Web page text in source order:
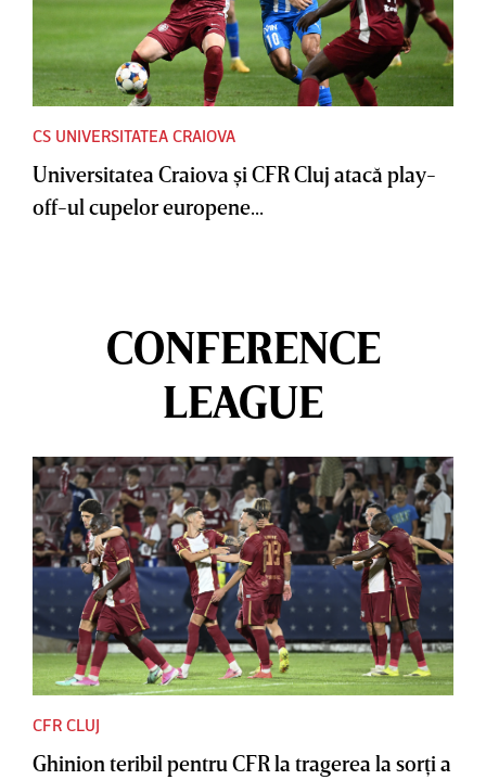
CS UNIVERSITATEA CRAIOVA
Universitatea Craiova şi CFR Cluj atacă play-
off-ul cupelor europene...
CONFERENCE
LEAGUE
CFR CLUJ
Ghinion teribil pentru CFR la tragerea la sorţi a